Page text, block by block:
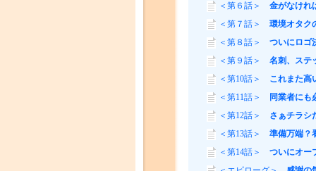
＜第６話＞ 金がなけれ
＜第７話＞ 環境オタク
＜第８話＞ ついにロゴ
＜第９話＞ 名刺、ステ
＜第10話＞ これまた高
＜第11話＞
同業者にも
＜第12話＞ さぁチラシ
＜第13話＞ 準備万端？
＜第14話＞ ついにオー